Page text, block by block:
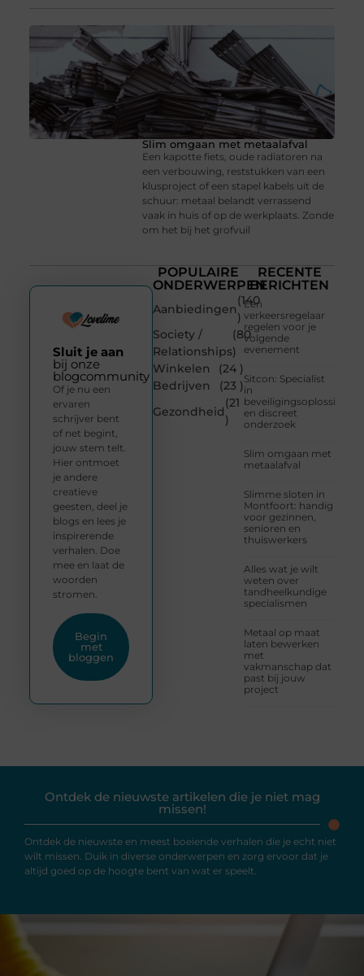
Slim omgaan met metaalafval
Een kapotte fiets, oude radiatoren na
een verbouwing, reststukken van een
klusproject of een stapel kabels uit de
schuur: metaal belandt verrassend
vaak in huis of op de werkplaats. Zonde
om het bij het grofvuil
POPULAIRE
ONDERWERPEN
Aanbiedingen
(140
)
Society /
Relationships
(80
)
Winkelen
(24 )
Bedrijven
(23 )
Gezondheid
(21
)
RECENTE
BERICHTEN
Een
verkeersregelaar
regelen voor je
volgende
evenement
Sitcon: Specialist
in
beveiligingsoplossingen
en discreet
onderzoek
Slim omgaan met
metaalafval
Slimme sloten in
Montfoort: handig
voor gezinnen,
senioren en
thuiswerkers
Alles wat je wilt
weten over
tandheelkundige
specialismen
Metaal op maat
laten bewerken
met
vakmanschap dat
past bij jouw
project
Sluit je aan
bij onze
blogcommunity
Of je nu een
ervaren
schrijver bent
of net begint,
jouw stem telt.
Hier ontmoet
je andere
creatieve
geesten, deel je
blogs en lees je
inspirerende
verhalen. Doe
mee en laat de
woorden
stromen.
Begin
met
bloggen
Ontdek de nieuwste artikelen die je niet mag
missen!
Ontdek de nieuwste en meest boeiende verhalen die je echt niet
wilt missen. Duik in diverse onderwerpen en zorg ervoor dat je
altijd goed op de hoogte bent van wat er speelt.